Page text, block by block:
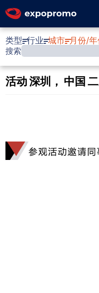
类型 行业 城市 月份/
搜索
活动 深圳， 中国